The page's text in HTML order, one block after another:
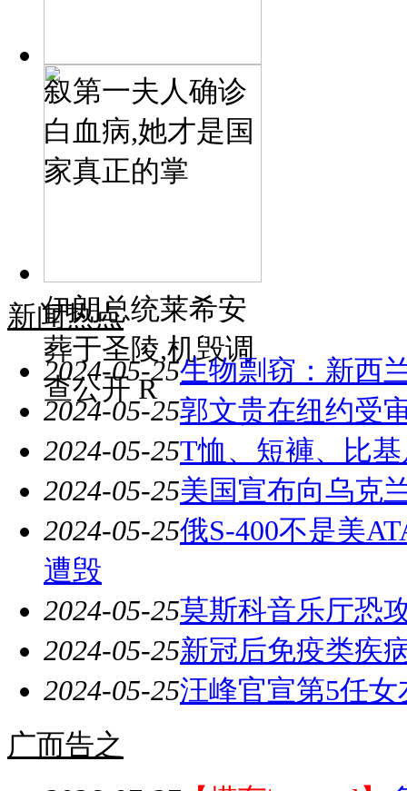
叙第一夫人确诊
白血病,她才是国
家真正的掌
伊朗总统莱希安
葬于圣陵,机毁调
查公开 R
新闻热点
2024-05-25生物剽窃：新西
2024-05-25郭文贵在纽约受
2024-05-25T恤、短褲、比
2024-05-25美国宣布向乌克
2024-05-25俄S-400不是美
遭毁
2024-05-25莫斯科音乐厅恐
2024-05-25新冠后免疫类疾
2024-05-25汪峰官宣第5任
广而告之